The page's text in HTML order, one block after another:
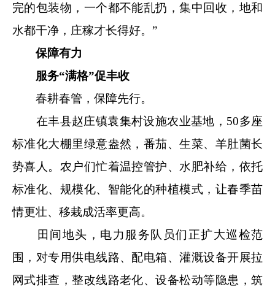
完的包装物，一个都不能乱扔，集中回收，地和
水都干净，庄稼才长得好。”
保障有力
服务“满格”促丰收
春耕春管，保障先行。
在丰县赵庄镇袁集村设施农业基地，50多座
标准化大棚里绿意盎然，番茄、生菜、羊肚菌长
势喜人。农户们忙着温控管护、水肥补给，依托
标准化、规模化、智能化的种植模式，让春季苗
情更壮、移栽成活率更高。
田间地头，电力服务队员们正扩大巡检范
围，对专用供电线路、配电箱、灌溉设备开展拉
网式排查，整改线路老化、设备松动等隐患，筑